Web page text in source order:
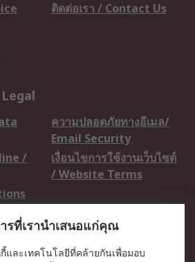
ติดต่อเรา / Contact Us
ความปลอดภัยทางอีเมล/
Email Security
/
เงื่อนไขการใช้งานเว็บไซต์
/ Website Terms
รที่เรานำเสนอแก่คุณ
และเทคโนโลยีที่คล้ายกันเพื่อมอบ